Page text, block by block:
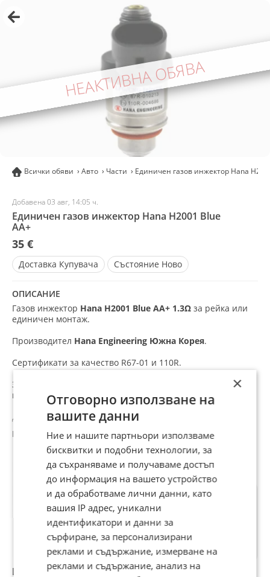
НЕАКТИВНА ОБЯВА
Всички обяви Авто Части Единичен газов инжектор Hana
Добавена 03 авг, 14:05 ч.
Единичен газов инжектор Hana H2001 Blue
AA+
35 €
Доставка Купувача Състояние Ново
ОПИСАНИЕ
Газов инжектор Hana H2001 Blue AA+ 1.3Ω за рейка или
единичен монтаж.
Производител Hana Engineering Южна Корея.
Сертификати за качество R67-01 и 110R.
За повече информация и оферти ни се обадете или ни
пишете на сайта, Viber и WhatsApp.
Доставяме в цяла България с 30% отстъпка от Еконт!
При поръчки над 600€, предплатени по банков път –
безплатна доставка! /Не важи за поръчка на бутилки./
Injekcion gazovo lovato valtek brc genius lpg hana zavoli
landi map alex shark barracuda ultra tomasetto nordic stag
europegas tamona agis emmegas r-uno fobos rail injektor
Препоръчани за теб
Инжектори Hana
Инжектори Hana
Инжектори за
×
Отговорно използване на
вашите данни
Ние и нашите партньори използваме
бисквитки и подобни технологии, за
да съхраняваме и получаваме достъп
до информация на вашето устройство
и да обработваме лични данни, като
вашия IP адрес, уникални
идентификатори и данни за
сърфиране, за персонализирани
реклами и съдържание, измерване на
реклами и съдържание, анализ на